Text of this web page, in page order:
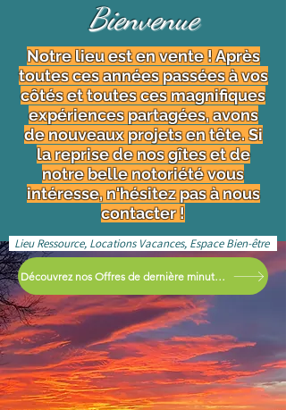
Bienvenue
Notre lieu est en vente ! Après
toutes ces années passées à vos
côtés et toutes ces magnifiques
expériences partagées, avons
de nouveaux projets en tête. Si
la reprise de nos gîtes et de
notre belle notoriété vous
intéresse, n'hésitez pas à nous
contacter !
Lieu Ressource, Locations Vacances, Espace Bien-être
Découvrez nos Offres de dernière minute !